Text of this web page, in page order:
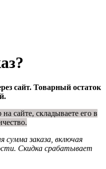
сайт. Товарный остаток
сайте, складываете его в
сумма заказа, включая
Скидка срабатывает